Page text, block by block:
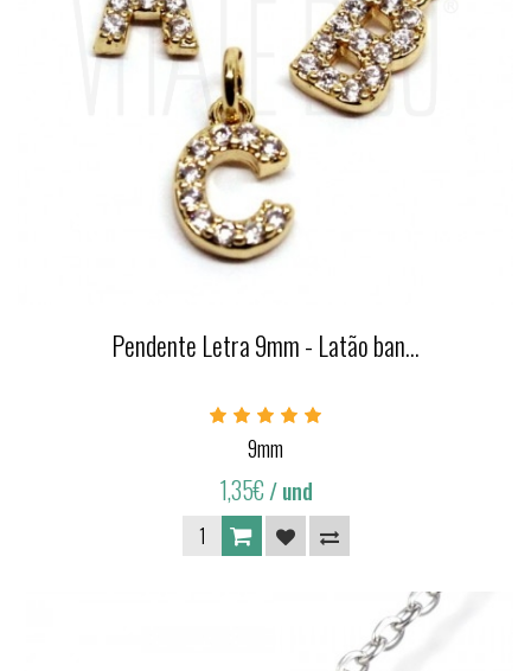
Pendente Letra 9mm - Latão ban...
9mm
1,35€/ und